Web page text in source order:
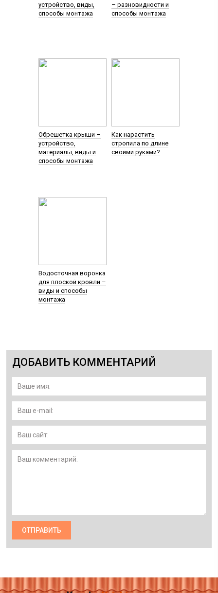
устройство, виды,
способы монтажа
– разновидности и
способы монтажа
Обрешетка крыши –
устройство,
материалы, виды и
способы монтажа
Как нарастить
стропила по длине
своими руками?
Водосточная воронка
для плоской кровли –
виды и способы
монтажа
ДОБАВИТЬ КОММЕНТАРИЙ